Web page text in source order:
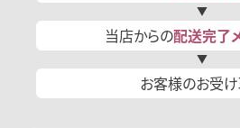
当店からの配送完了
お客様のお受